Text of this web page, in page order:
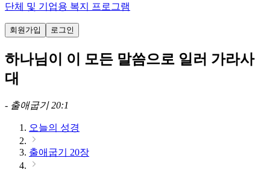
단체 및 기업용 복지 프로그램
회원가입 로그인
하나님이 이 모든 말씀으로 일러 가라사
대
- 출애굽기 20:1
오늘의 성경
출애굽기 20장